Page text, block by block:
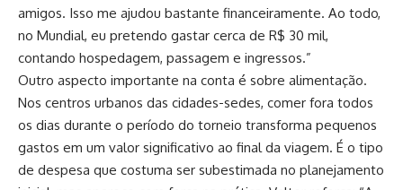
amigos. Isso me ajudou bastante financeiramente. Ao todo,
no Mundial, eu pretendo gastar cerca de R$ 30 mil,
contando hospedagem, passagem e ingressos.”
Outro aspecto importante na conta é sobre alimentação.
Nos centros urbanos das cidades-sedes, comer fora todos
os dias durante o período do torneio transforma pequenos
gastos em um valor significativo ao final da viagem. É o tipo
de despesa que costuma ser subestimada no planejamento